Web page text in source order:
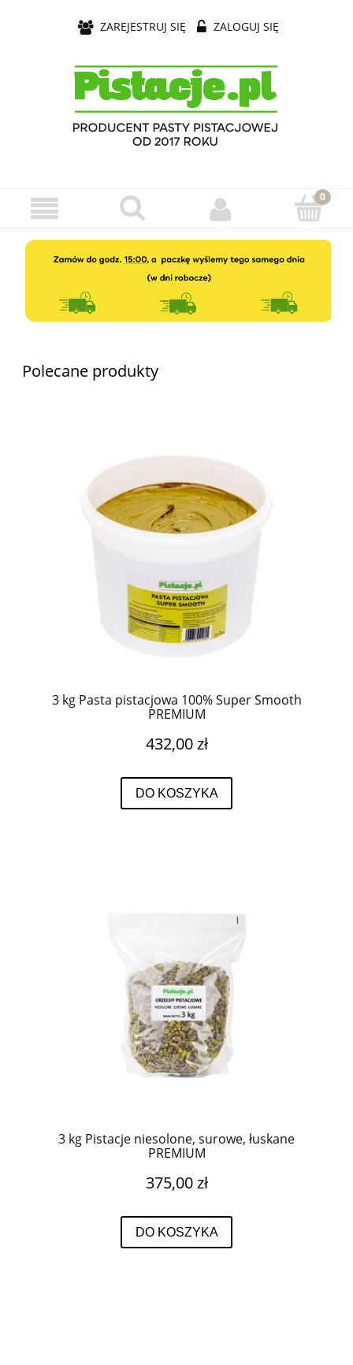
ZAREJESTRUJ SIĘ ZALOGUJ SIĘ
Polecane produkty
3 kg Pasta pistacjowa 100% Super Smooth
PREMIUM
432,00 zł
DO KOSZYKA
3 kg Pistacje niesolone, surowe, łuskane
PREMIUM
375,00 zł
DO KOSZYKA